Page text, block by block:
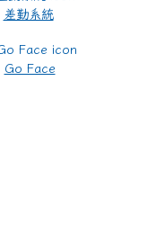
差勤系統
Go Face